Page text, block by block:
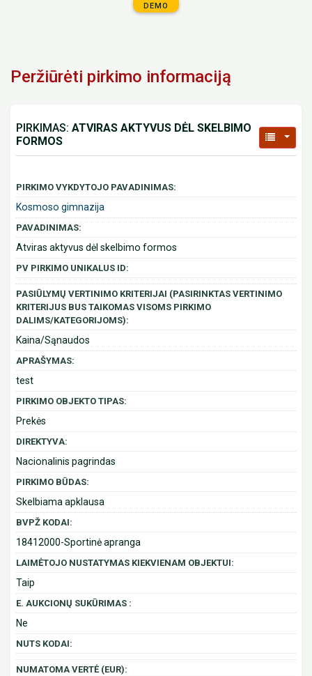
DEMO
Peržiūrėti pirkimo informaciją
PIRKIMAS: ATVIRAS AKTYVUS DĖL SKELBIMO
FORMOS
PIRKIMO VYKDYTOJO PAVADINIMAS:
Kosmoso gimnazija
PAVADINIMAS:
Atviras aktyvus dėl skelbimo formos
PV PIRKIMO UNIKALUS ID:
PASIŪLYMŲ VERTINIMO KRITERIJAI (PASIRINKTAS VERTINIMO
KRITERIJUS BUS TAIKOMAS VISOMS PIRKIMO
DALIMS/KATEGORIJOMS):
Kaina/Sąnaudos
APRAŠYMAS:
test
PIRKIMO OBJEKTO TIPAS:
Prekės
DIREKTYVA:
Nacionalinis pagrindas
PIRKIMO BŪDAS:
Skelbiama apklausa
BVPŽ KODAI:
18412000-Sportinė apranga
LAIMĖTOJO NUSTATYMAS KIEKVIENAM OBJEKTUI:
Taip
E. AUKCIONŲ SUKŪRIMAS :
Ne
NUTS KODAI:
NUMATOMA VERTĖ (EUR):